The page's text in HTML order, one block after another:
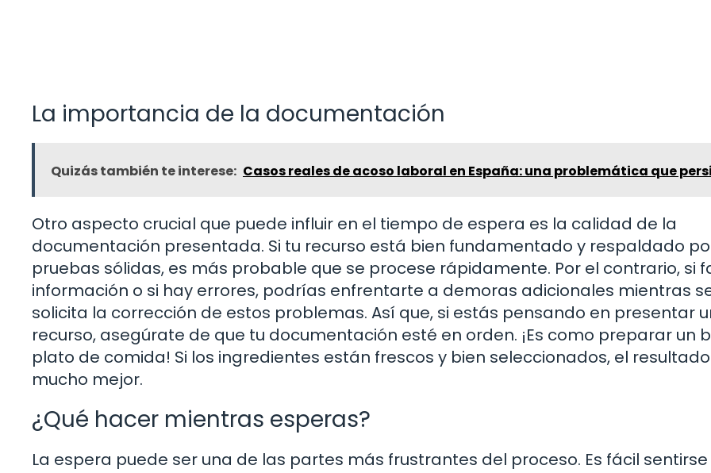
La importancia de la documentación
Quizás también te interese: Casos reales de acoso laboral en España: una problemática que
Otro aspecto crucial que puede influir en el tiempo de espera es la calidad de la
documentación presentada. Si tu recurso está bien fundamentado y respaldado
pruebas sólidas, es más probable que se procese rápidamente. Por el contrario, si
información o si hay errores, podrías enfrentarte a demoras adicionales mientras
solicita la corrección de estos problemas. Así que, si estás pensando en presentar
recurso, asegúrate de que tu documentación esté en orden. ¡Es como preparar un
plato de comida! Si los ingredientes están frescos y bien seleccionados, el
mucho mejor.
¿Qué hacer mientras esperas?
La espera puede ser una de las partes más frustrantes del proceso. Es fácil sentirse